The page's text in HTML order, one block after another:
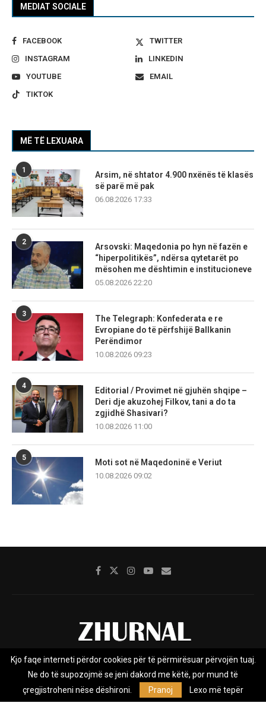
MEDIAT SOCIALE
FACEBOOK
TWITTER
INSTAGRAM
LINKEDIN
YOUTUBE
EMAIL
TIKTOK
MË TË LEXUARA
1
Arsim, në shtator 4.900 nxënës të klasës
së parë më pak
06.08.2026 17:33
2
Arsovski: Maqedonia po hyn në fazën e
“hiperpolitikës”, ndërsa qytetarët po
mësohen me dështimin e institucioneve
05.08.2026 22:20
3
The Telegraph: Konfederata e re
Evropiane do të përfshijë Ballkanin
Perëndimor
10.08.2026 09:23
4
Editorial / Provimet në gjuhën shqipe –
Deri dje akuzohej Filkov, tani a do ta
zgjidhë Shasivari?
10.08.2026 11:00
5
Moti sot në Maqedoninë e Veriut
10.08.2026 09:02
Rreth nesh Impresumi Marketing
Privacy Policy
Kjo faqe interneti përdor cookies për të përmirësuar përvojën tuaj.
Ne do të supozojmë se jeni dakord me këtë, por mund të
çregjistroheni nëse dëshironi.
Pranoj Lexo më tepër